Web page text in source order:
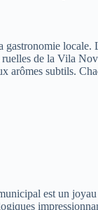
de la Vila
arômes subtils.
est un